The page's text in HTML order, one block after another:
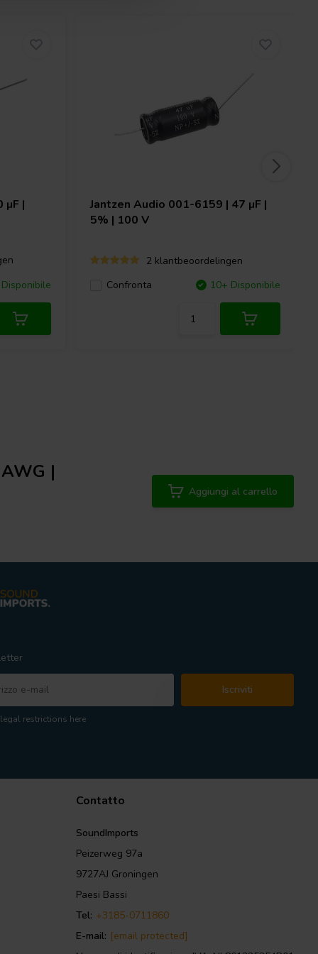
µF |
Jantzen Audio 001-6159 | 47 µF |
5% | 100 V
2 klantbeoordelingen
Confronta
10+ Disponibile
|
Aggiungi al carrello
Iscriviti
restrictions here
Contatto
SoundImports
Peizerweg 97a
9727AJ Groningen
Paesi Bassi
Tel: +3185-0711860
E-mail: [email protected]